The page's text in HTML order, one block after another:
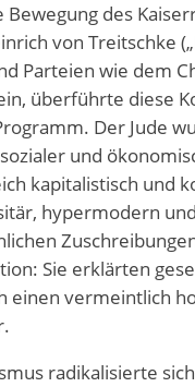
Bewegung des
von Treitschke
Parteien wie dem
überführte diese
Der Jude
und
kapitalistisch und
hypermodern
Sie erklärten
einen vermeintlich
radikalisierte